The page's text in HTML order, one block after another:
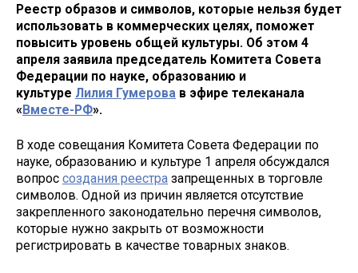
Реестр образов и символов, которые нельзя будет
использовать в коммерческих целях, поможет
повысить уровень общей культуры. Об этом 4
апреля заявила председатель Комитета Совета
Федерации по науке, образованию и
культуре Лилия Гумерова в эфире телеканала
«Вместе-РФ».
В ходе совещания Комитета Совета Федерации по
науке, образованию и культуре 1 апреля обсуждался
вопрос создания реестра запрещенных в торговле
символов. Одной из причин является отсутствие
закрепленного законодательно перечня символов,
которые нужно закрыть от возможности
регистрировать в качестве товарных знаков.